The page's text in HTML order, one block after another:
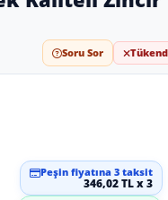
Soru Sor
Peşin fiyatına 3 taksit
346,02 TL x 3